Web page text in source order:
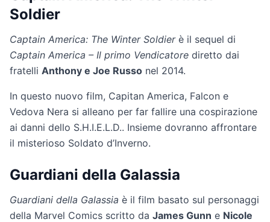
Soldier
Captain America: The Winter Soldierè il sequel di
Captain America – Il primo Vendicatore diretto dai
fratelli Anthony e Joe Russo nel 2014.
In questo nuovo film, Capitan America, Falcon e
Vedova Nera si alleano per far fallire una cospirazione
ai danni dello S.H.I.E.L.D.. Insieme dovranno affrontare
il misterioso Soldato d’Inverno.
Guardiani della Galassia
Guardiani della Galassia è il film basato sul personaggi
della Marvel Comics scritto da James Gunn e Nicole